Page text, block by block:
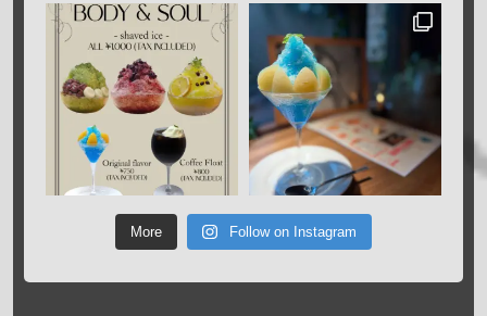
More Follow on Instagram